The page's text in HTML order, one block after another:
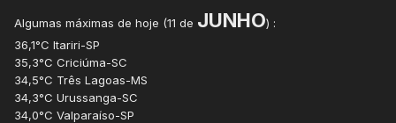
Via BDMEP.
Aguardando a máxima da convencional....
Algumas máximas de hoje (11 de JUNHO) :
36,1°C Itariri-SP
35,3°C Criciúma-SC
34,5°C Três Lagoas-MS
34,3°C Urussanga-SC
34,0°C Valparaíso-SP